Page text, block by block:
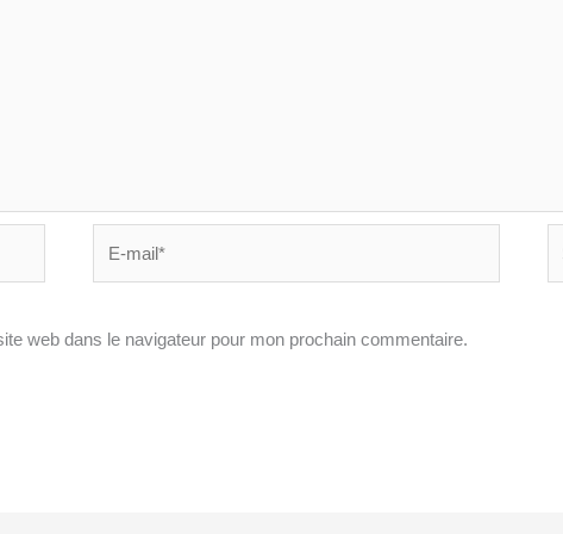
mail*
web dans le navigateur pour mon prochain commentaire.